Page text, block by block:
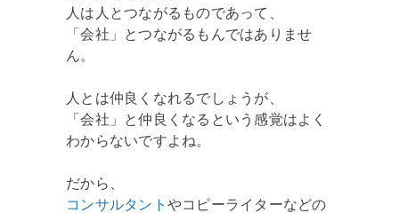
人は人とつながるものであって、
「会社」とつながるもんではありませ
ん。
人とは仲良くなれるでしょうが、
「会社」と仲良くなるという感覚はよく
わからないですよね。
だから、
コンサルタント やコピーライターなどの